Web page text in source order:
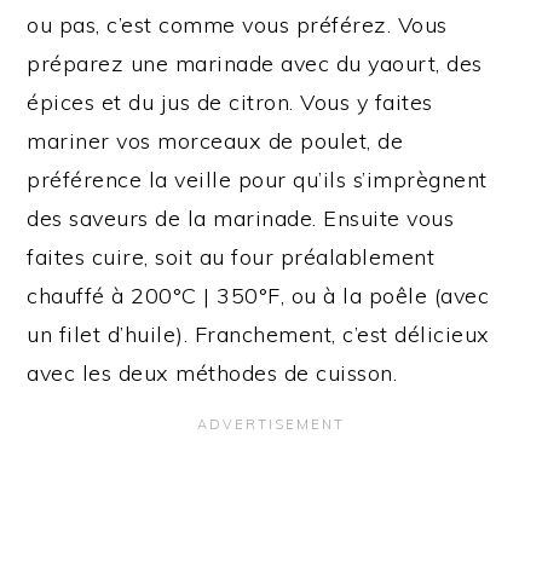
ou pas, c’est comme vous préférez. Vous
préparez une marinade avec du yaourt, des
épices et du jus de citron. Vous y faites
mariner vos morceaux de poulet, de
préférence la veille pour qu’ils s’imprègnent
des saveurs de la marinade. Ensuite vous
faites cuire, soit au four préalablement
chauffé à 200°C | 350°F, ou à la poêle (avec
un filet d’huile). Franchement, c’est délicieux
avec les deux méthodes de cuisson.